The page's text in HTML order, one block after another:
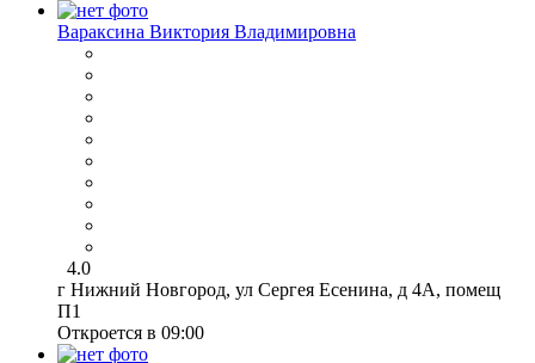
Вараксина Виктория Владимировна
4.0
г Нижний Новгород, ул Сергея Есенина, д 4А, помещ
П1
Откроется в 09:00